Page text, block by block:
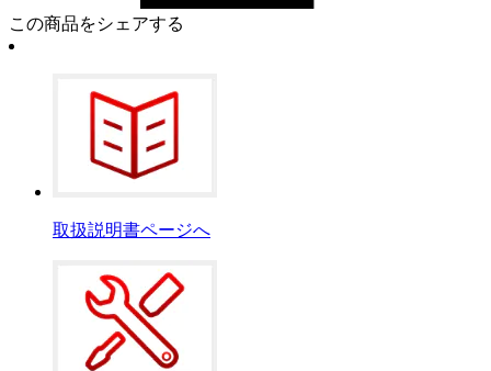
この商品をシェアする
取扱説明書ページへ